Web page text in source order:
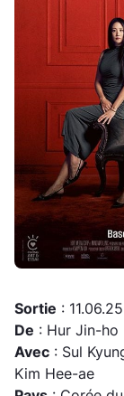
Sortie : 11.06.25
De : Hur Jin-ho
Avec : Sul
Kim Hee-ae